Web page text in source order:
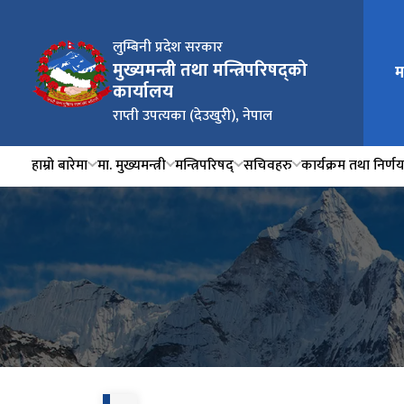
लुम्बिनी प्रदेश सरकार
मुख्यमन्त्री तथा मन्त्रिपरिषद्को
कार्यालय
राप्ती उपत्यका (देउखुरी), नेपाल
हाम्रो बारेमा मा. मुख्यमन्त्री मन्त्रिपरिषद् सचिवहरु कार्यक्रम तथा निर्णय